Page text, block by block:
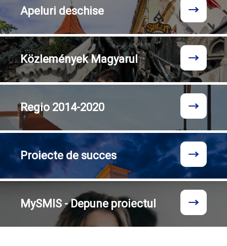
Apeluri deschise
KözleményekMagyarul
Regio 2014-2020
Proiecte de succes
MySMIS - Depune proiectul